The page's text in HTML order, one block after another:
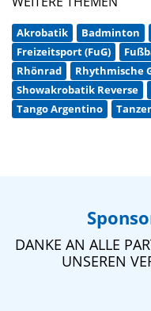
Akrobatik Badminton
Freizeitsport (FuG)
Rhönrad
Rhythmische
Showakrobatik Reverse
Tango Argentino
DANKE AN ALLE
UNSEREN